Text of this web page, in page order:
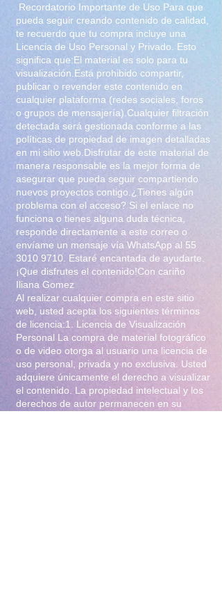
Recordatorio Importante de Uso Para que
pueda seguir creando contenido de calidad,
te recuerdo que tu compra incluye una
Licencia de Uso Personal y Privado. Esto
significa que:El material es solo para tu
visualización.Está prohibido compartir,
publicar o revender este contenido en
cualquier plataforma (redes sociales, foros
o grupos de mensajería).Cualquier filtración
detectada será gestionada conforme a las
políticas de propiedad de imagen detalladas
en mi sitio web.Disfrutar de este material de
manera responsable es la mejor forma de
asegurar que pueda seguir compartiendo
nuevos proyectos contigo.¿Tienes algún
problema con el acceso? Si el enlace no
funciona o tienes alguna duda técnica,
responde directamente a este correo o
envíame un mensaje vía WhatsApp al 55
3010 9710 . Estaré encantada de ayudarte.
¡Que disfrutes el contenido!Con cariño
Iliana Gomez
Al realizar cualquier compra en este sitio
web, usted acepta los siguientes términos
de licencia:1. Licencia de Visualización
Personal La compra de material fotográfico
o de video otorga al usuario una licencia de
uso personal, privada y no exclusiva. Usted
adquiere únicamente el derecho a visualizar
el contenido. La propiedad intelectual y los
derechos de autor permanecen en su